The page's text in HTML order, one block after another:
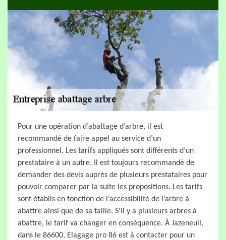
Pour une opération d’abattage d’arbre, il est
recommandé de faire appel au service d’un
professionnel. Les tarifs appliqués sont différents d’un
prestataire à un autre. Il est toujours recommandé de
demander des devis auprès de plusieurs prestataires pour
pouvoir comparer par la suite les propositions. Les tarifs
sont établis en fonction de l’accessibilité de l’arbre à
abattre ainsi que de sa taille. S’il y a plusieurs arbres à
abattre, le tarif va changer en conséquence. À Jazeneuil,
dans le 86600, Elagage pro 86 est à contacter pour un